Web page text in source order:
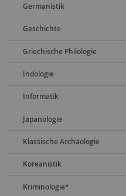
Germanistik
Geschichte
Griechische Philologie
Indologie
Informatik
Japanologie
Klassische Archäologie
Koreanistik
Kriminologie*